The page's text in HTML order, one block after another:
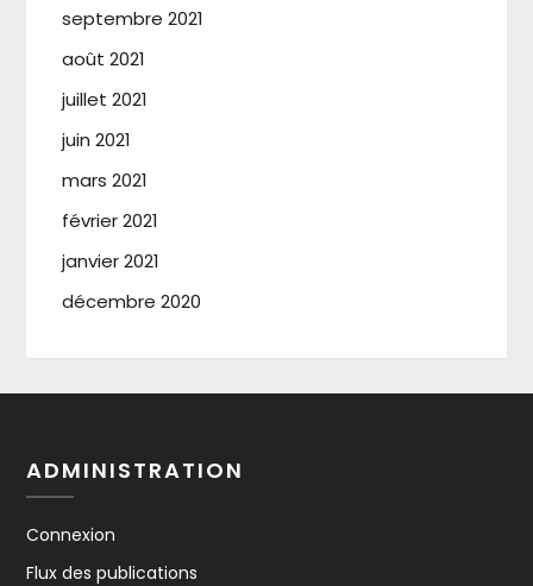
septembre 2021
août 2021
juillet 2021
juin 2021
mars 2021
février 2021
janvier 2021
décembre 2020
ADMINISTRATION
Connexion
Flux des publications